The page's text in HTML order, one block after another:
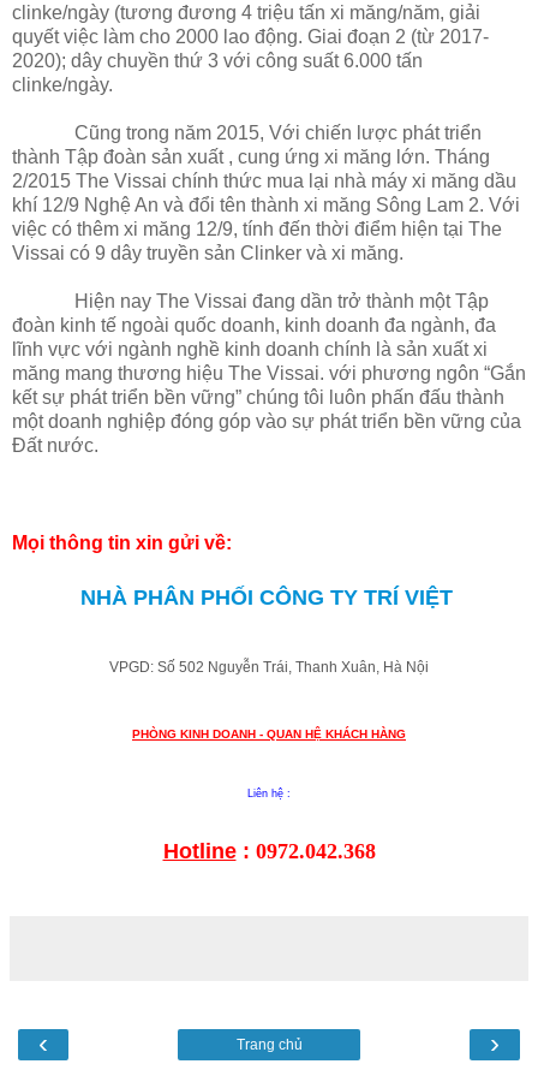
clinke/ngày (tương đương 4 triệu tấn xi măng/năm, giải
quyết việc làm cho 2000 lao động. Giai đoạn 2 (từ 2017-
2020); dây chuyền thứ 3 với công suất 6.000 tấn
clinke/ngày.
Cũng trong năm 2015, Với chiến lược phát triển
thành Tập đoàn sản xuất , cung ứng xi măng lớn. Tháng
2/2015 The Vissai chính thức mua lại nhà máy xi măng dầu
khí 12/9 Nghệ An và đổi tên thành xi măng Sông Lam 2. Với
việc có thêm xi măng 12/9, tính đến thời điểm hiện tại The
Vissai có 9 dây truyền sản Clinker và xi măng.
Hiện nay The Vissai đang dần trở thành một Tập
đoàn kinh tế ngoài quốc doanh, kinh doanh đa ngành, đa
lĩnh vực với ngành nghề kinh doanh chính là sản xuất xi
măng mang thương hiệu The Vissai. với phương ngôn “Gắn
kết sự phát triển bền vững” chúng tôi luôn phấn đấu thành
một doanh nghiệp đóng góp vào sự phát triển bền vững của
Đất nước.
Mọi thông tin xin gửi về:
NHÀ PHÂN PHỐI CÔNG TY TRÍ VIỆT
VPGD: Số 502 Nguyễn Trái, Thanh Xuân, Hà Nội
PHÒNG KINH DOANH - QUAN HỆ KHÁCH HÀNG
Liên hệ :
Hotline: 0972.042.368
‹ ›
Trang chủ